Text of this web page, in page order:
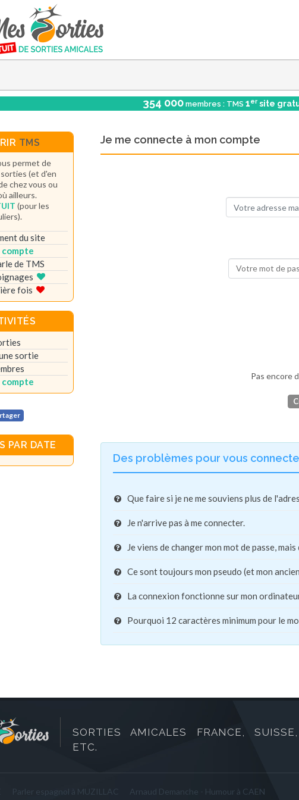
354 000 membres : TMS 1er site
Je me connecte à mon compte
Pas encore
Des problèmes pour vous
Que faire si je ne me souviens plus de
Je n'arrive pas à me connecter.
Je viens de changer mon mot de passe,
Ce sont toujours mon pseudo (et mon
La connexion fonctionne sur mon
Pourquoi 12 caractères minimum pour le
TMS
permet de
(et d'en
chez vous ou
ailleurs.
(pour les
du site
compte
de TMS
fois
sortie
compte
PAR DATE
SORTIES AMICALES FRANCE,
ETC.
Parler espagnol à MUZILLAC
Arnaud Demanche - Humour à CAEN